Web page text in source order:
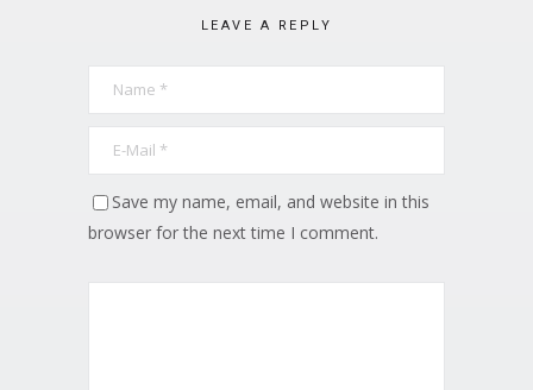
LEAVE A REPLY
Save my name, email, and website in this
browser for the next time I comment.